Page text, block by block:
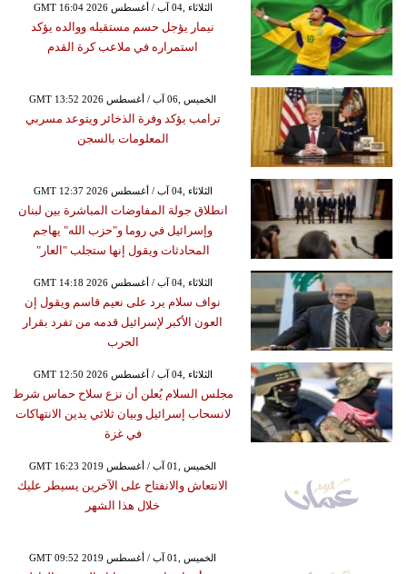
GMT 16:04 2026 الثلاثاء ,04 آب / أغسطس
نيمار يؤجل حسم مستقبله ووالده يؤكد
استمراره في ملاعب كرة القدم
GMT 13:52 2026 الخميس ,06 آب / أغسطس
ترامب يؤكد وفرة الذخائر ويتوعد مسربي
المعلومات بالسجن
GMT 12:37 2026 الثلاثاء ,04 آب / أغسطس
انطلاق جولة المفاوضات المباشرة بين لبنان
وإسرائيل في روما و"حزب الله" يهاجم
المحادثات ويقول إنها ستجلب "العار"
GMT 14:18 2026 الثلاثاء ,04 آب / أغسطس
نواف سلام يرد على نعيم قاسم ويقول إن
العون الأكبر لإسرائيل قدمه من تفرد بقرار
الحرب
GMT 12:50 2026 الثلاثاء ,04 آب / أغسطس
مجلس السلام يُعلن أن نزع سلاح حماس شرط
لانسحاب إسرائيل وبيان ثلاثي يدين الانتهاكات
في غزة
GMT 16:23 2019 الخميس ,01 آب / أغسطس
الانتعاش والانفتاح على الآخرين يسيطر عليك
خلال هذا الشهر
GMT 09:52 2019 الخميس ,01 آب / أغسطس